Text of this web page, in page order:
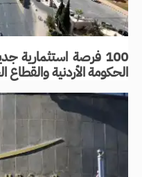
الحكومة الأردنية